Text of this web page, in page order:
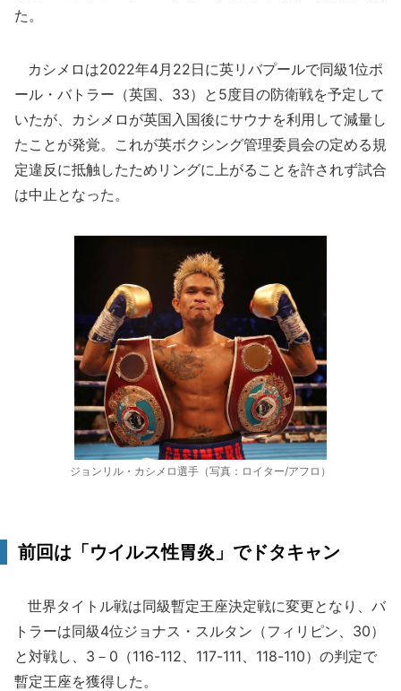
た。
カシメロは2022年4月22日に英リバプールで同級1位ポ
ール・バトラー（英国、33）と5度目の防衛戦を予定して
いたが、カシメロが英国入国後にサウナを利用して減量し
たことが発覚。これが英ボクシング管理委員会の定める規
定違反に抵触したためリングに上がることを許されず試合
は中止となった。
ジョンリル・カシメロ選手（写真：ロイター/アフロ）
前回は「ウイルス性胃炎」でドタキャン
世界タイトル戦は同級暫定王座決定戦に変更となり、バ
トラーは同級4位ジョナス・スルタン（フィリピン、30）
と対戦し、3－0（116-112、117-111、118-110）の判定で
暫定王座を獲得した。